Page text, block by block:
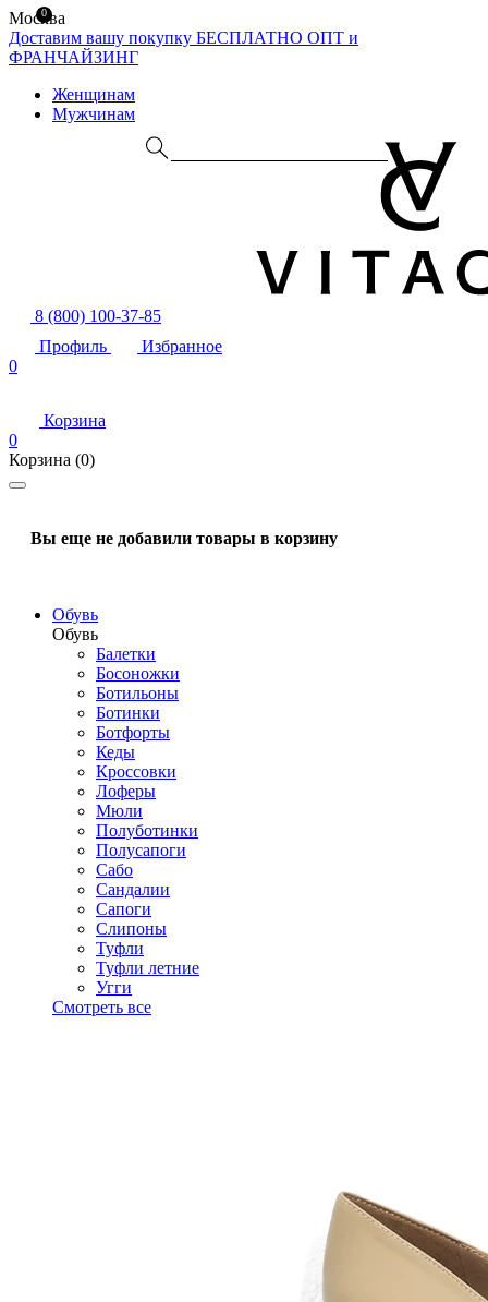
Москва
Доставим вашу покупку БЕСПЛАТНО ОПТ и
ФРАНЧАЙЗИНГ
Женщинам
Мужчинам
8 (800) 100-37-85
Профиль
Избранное
0
Корзина
0
Корзина (0)
Вы еще не добавили товары в корзину
Обувь
Обувь
Балетки
Босоножки
Ботильоны
Ботинки
Ботфорты
Кеды
Кроссовки
Лоферы
Мюли
Полуботинки
Полусапоги
Сабо
Сандалии
Сапоги
Слипоны
Туфли
Туфли летние
Угги
Смотреть все
0